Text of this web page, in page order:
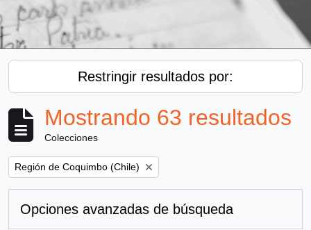
Restringir resultados por:
Mostrando 63 resultados
Colecciones
Remove filter:
Región de Coquimbo (Chile)
Opciones avanzadas de búsqueda